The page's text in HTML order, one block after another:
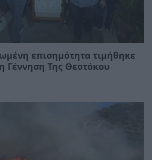
επισημότητα τιμήθηκε
Γέννηση Της Θεοτόκου